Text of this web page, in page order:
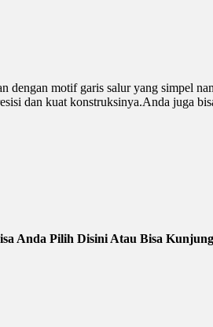
motif garis salur yang simpel
dan kuat konstruksinya.Anda juga
Anda Pilih Disini Atau Bisa